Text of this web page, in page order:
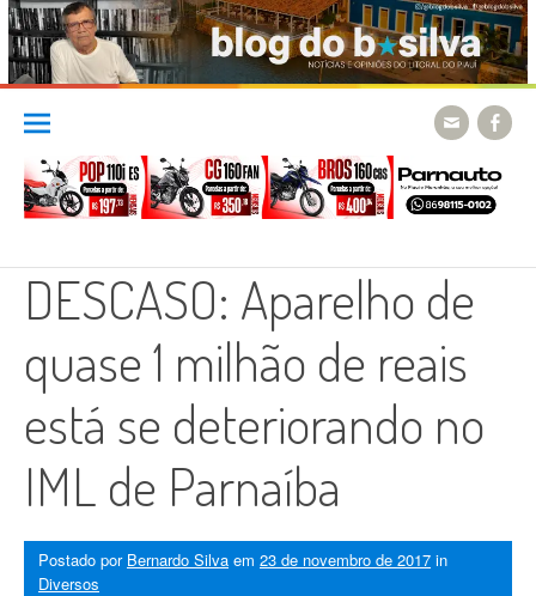
Skip
content
DESCASO: Aparelho de
quase 1 milhão de reais
está se deteriorando no
IML de Parnaíba
Postado por Bernardo Silva em 23 de novembro de 2017 in
Diversos